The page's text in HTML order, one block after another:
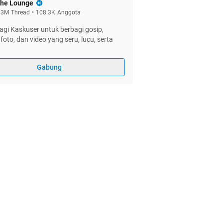
Lounge
Thread • 108.3K Anggota
Kaskuser untuk berbagi gosip,
dan video yang seru, lucu, serta
Gabung